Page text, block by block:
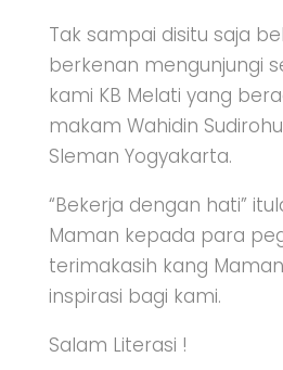
Tak sampai disitu saja
berkenan mengunjungi
kami KB Melati yang
makam Wahidin
Sleman Yogyakarta.
“Bekerja dengan hati”
Maman kepada para
terimakasih kang
inspirasi bagi kami.
Salam Literasi !